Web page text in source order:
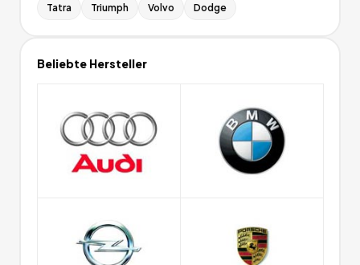
Tatra Triumph Volvo Dodge
Beliebte Hersteller